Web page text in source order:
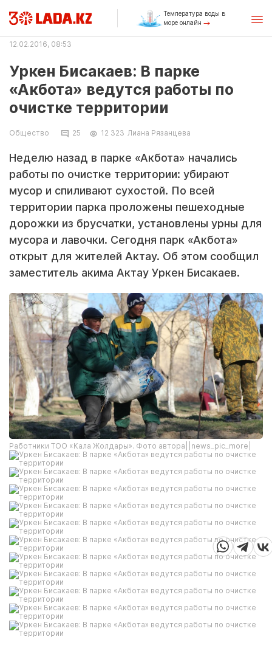
Температура воды в
море онлайн
12.02.2016, 08:53
Уркен Бисакаев: В парке
«Акбота» ведутся работы по
очистке территории
Общество 25 12 323 Лиана Рязанцева
Неделю назад в парке «Акбота» начались
работы по очистке территории: убирают
мусор и спиливают сухостой. По всей
территории парка проложены пешеходные
дорожки из брусчатки, установлены урны для
мусора и лавочки. Сегодня парк «Акбота»
открыт для жителей Актау. Об этом сообщил
заместитель акима Актау Уркен Бисакаев.
Работники ТОО «Кала Жолдары». Фото автора||news_pic_more|